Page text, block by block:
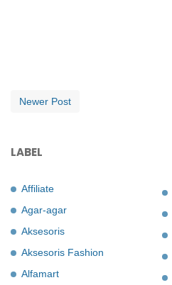
Newer Post
LABEL
Affiliate
Agar-agar
Aksesoris
Aksesoris Fashion
Alfamart